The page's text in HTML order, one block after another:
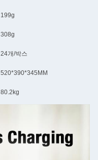
199g
308g
24개/박스
520*390*345MM
80.2kg